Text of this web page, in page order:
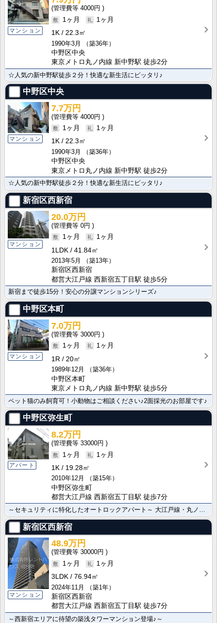
マンション
4000円
1ヶ月
1ヶ月
1K
22.3㎡
1990年3月
（築36年）
中野区中央
東京メトロ丸ノ内線 新中野駅 徒歩2分
☆人気の新中野駅徒歩２分！快適な新生活にピッタリ♪
中野区中央
マンション
7.7万円
4000円
1ヶ月
1ヶ月
1K
22.3㎡
1990年3月
（築36年）
中野区中央
東京メトロ丸ノ内線 新中野駅 徒歩2分
☆人気の新中野駅徒歩２分！快適な新生活にピッタリ♪
新宿区西新宿
マンション
20.0万円
0円
1ヶ月
1ヶ月
1LDK
41.84㎡
2013年5月
（築13年）
新宿区西新宿
都営大江戸線 西新宿五丁目駅 徒歩5分
新宿まで徒歩15分！安心の分譲マンションシリーズ♪
中野区本町
マンション
7.0万円
3000円
1ヶ月
1ヶ月
1R
20㎡
1989年12月
（築36年）
中野区本町
東京メトロ丸ノ内線 新中野駅 徒歩5分
ペット猫のみ飼育可！小動物はご相談ください♪2面採光のお部屋です♪
中野区弥生町
アパート
8.2万円
33000円
1ヶ月
1ヶ月
1K
19.28㎡
2010年12月
（築15年）
中野区弥生町
都営大江戸線 西新宿五丁目駅 徒歩7分
新宿区西新宿
マンション
48.9万円
30000円
1ヶ月
1ヶ月
3LDK
76.94㎡
2024年11月
（築1年）
新宿区西新宿
都営大江戸線 西新宿五丁目駅 徒歩7分
～西新宿エリアに待望の築浅タワーマンション登場♪～